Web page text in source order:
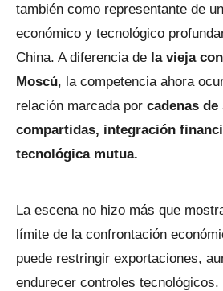
también como representante de
económico y tecnológico
China. A diferencia de la vieja
Moscú, la competencia ahora
relación marcada por cadenas
compartidas, integración
tecnológica mutua.
La escena no hizo más que
límite de la confrontación
puede restringir exportaciones,
endurecer controles tecnológicos.